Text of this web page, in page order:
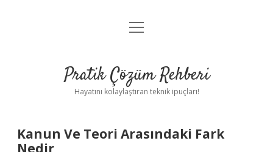
Anasayfa
Yasal Uyarı
menüyü
Pratik Çözüm Rehberi
Hayatını kolaylaştıran teknik ipuçları!
Kanun Ve Teori Arasındaki Fark
Nedir